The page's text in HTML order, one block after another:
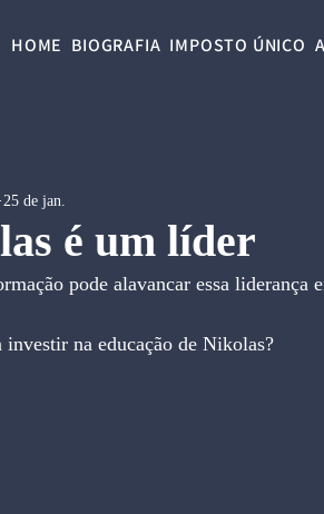
HOME BIOGRAFIA IMPOSTO ÚNICO
é um líder
25 de jan.
pode alavancar essa liderança
investir na educação de Nikolas?